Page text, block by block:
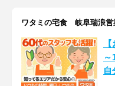
ワタミの宅食 岐阜瑞浪営
自